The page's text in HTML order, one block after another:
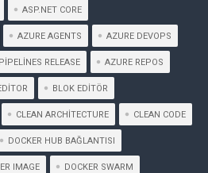
ASP.NET CORE
AZURE AGENTS AZURE DEVOPS
RELEASE AZURE REPOS
BLOK EDITÖR
CLEAN ARCHITECTURE CLEAN CODE
DOCKER HUB BAĞLANTISI
IMAGE DOCKER SWARM